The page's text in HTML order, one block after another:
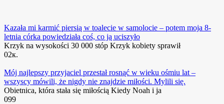
Kazała mi karmić piersią w toalecie w samolocie – potem moja 8-
letnia córka powiedziała coś, co ją uciszyło
Krzyk na wysokości 30 000 stóp Krzyk kobiety sprawił
02к.
Mój najlepszy przyjaciel przestał rosnąć w wieku ośmiu lat –
wszyscy mówili, że nigdy nie znajdzie miłości. Mylili się.
Obietnica, która stała się miłością Kiedy Noah i ja
099